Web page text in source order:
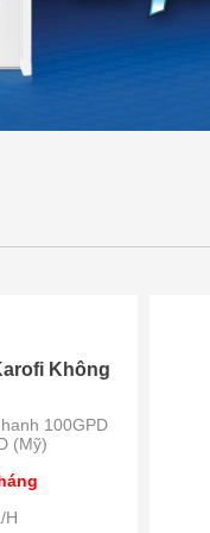
Không
100GPD
(Mỹ)
H